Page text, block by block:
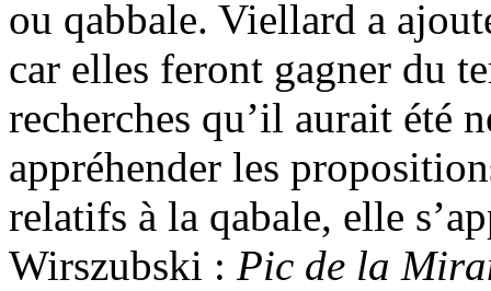
ou qabbale. Viellard a
car elles feront gagner du
recherches qu’il aurait été
appréhender les
relatifs à la qabale, elle
Wirszubski : Pic de la